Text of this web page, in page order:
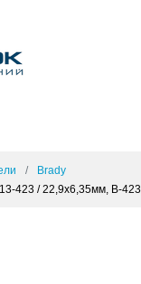
Brady
423 / 22,9x6,35мм, B-423